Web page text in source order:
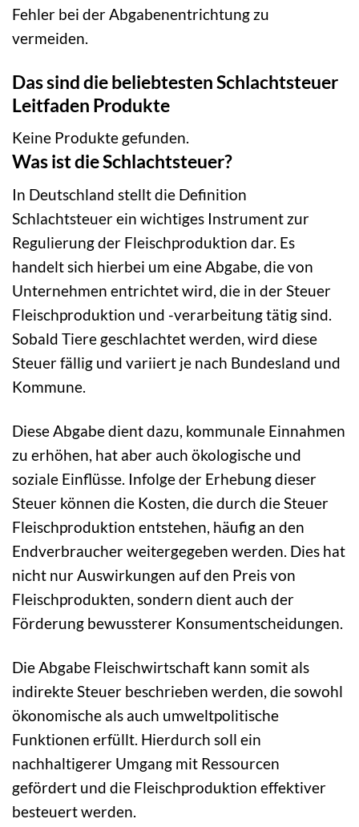
Fehler bei der Abgabenentrichtung zu
vermeiden.
Das sind die beliebtesten Schlachtsteuer
Leitfaden Produkte
Keine Produkte gefunden.
Was ist die Schlachtsteuer?
In Deutschland stellt die Definition
Schlachtsteuer ein wichtiges Instrument zur
Regulierung der Fleischproduktion dar. Es
handelt sich hierbei um eine Abgabe, die von
Unternehmen entrichtet wird, die in der Steuer
Fleischproduktion und -verarbeitung tätig sind.
Sobald Tiere geschlachtet werden, wird diese
Steuer fällig und variiert je nach Bundesland und
Kommune.
Diese Abgabe dient dazu, kommunale Einnahmen
zu erhöhen, hat aber auch ökologische und
soziale Einflüsse. Infolge der Erhebung dieser
Steuer können die Kosten, die durch die Steuer
Fleischproduktion entstehen, häufig an den
Endverbraucher weitergegeben werden. Dies hat
nicht nur Auswirkungen auf den Preis von
Fleischprodukten, sondern dient auch der
Förderung bewussterer Konsumentscheidungen.
Die Abgabe Fleischwirtschaft kann somit als
indirekte Steuer beschrieben werden, die sowohl
ökonomische als auch umweltpolitische
Funktionen erfüllt. Hierdurch soll ein
nachhaltigerer Umgang mit Ressourcen
gefördert und die Fleischproduktion effektiver
besteuert werden.